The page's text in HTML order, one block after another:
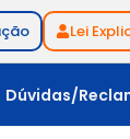
Lei
Dúvidas/